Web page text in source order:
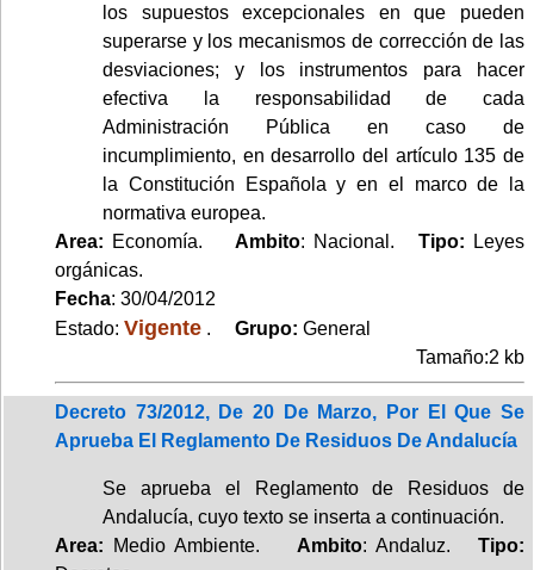
los supuestos excepcionales en que pueden
superarse y los mecanismos de corrección de las
desviaciones; y los instrumentos para hacer
efectiva la responsabilidad de cada
Administración Pública en caso de
incumplimiento, en desarrollo del artículo 135 de
la Constitución Española y en el marco de la
normativa europea.
Area: Economía. Ambito: Nacional.Tipo:
Leyes
orgánicas.
Fecha: 30/04/2012
Estado: Vigente . Grupo: General
Tamaño:2 kb
Decreto 73/2012, De 20 De Marzo, Por El Que Se
Aprueba El Reglamento De Residuos De Andalucía
Se aprueba el Reglamento de Residuos de
Andalucía, cuyo texto se inserta a continuación.
Area: Medio Ambiente. Ambito: Andaluz.Tipo: